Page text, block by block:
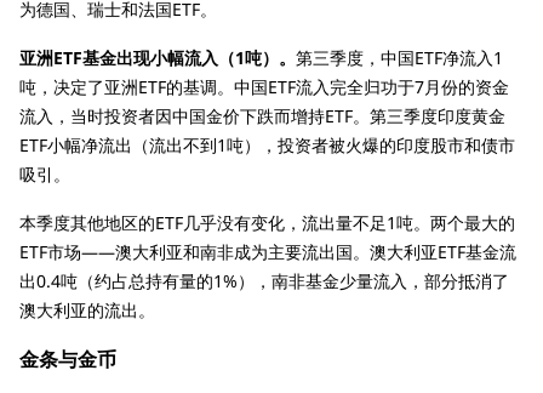
为德国、瑞士和法国ETF。
亚洲ETF基金出现小幅流入（1吨）。 第三季度，中国ETF净流入1
吨，决定了亚洲ETF的基调。中国ETF流入完全归功于7月份的资金
流入，当时投资者因中国金价下跌而增持ETF。第三季度印度黄金
ETF小幅净流出（流出不到1吨），投资者被火爆的印度股市和债市
吸引。
本季度其他地区的ETF几乎没有变化，流出量不足1吨。两个最大的
ETF市场——澳大利亚和南非成为主要流出国。澳大利亚ETF基金流
出0.4吨（约占总持有量的1%），南非基金少量流入，部分抵消了
澳大利亚的流出。
金条与金币